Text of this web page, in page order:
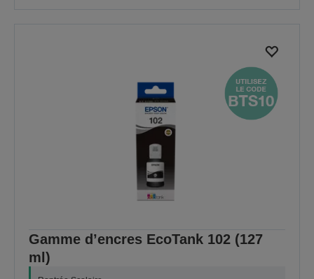
Gamme d’encres EcoTank 102 (127
ml)